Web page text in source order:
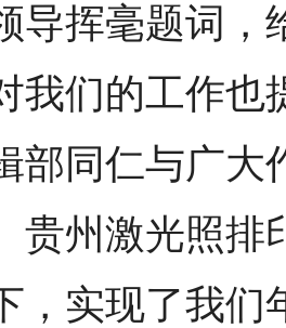
导挥毫题词，
我们的工作也
部同仁与广大
贵州激光照排
，实现了我们